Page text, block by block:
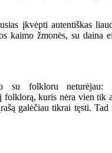
įkvėpti autentiškas
žmonės, su daina
folkloru
kuris nėra vien tik
galėčiau tikrai tęsti.